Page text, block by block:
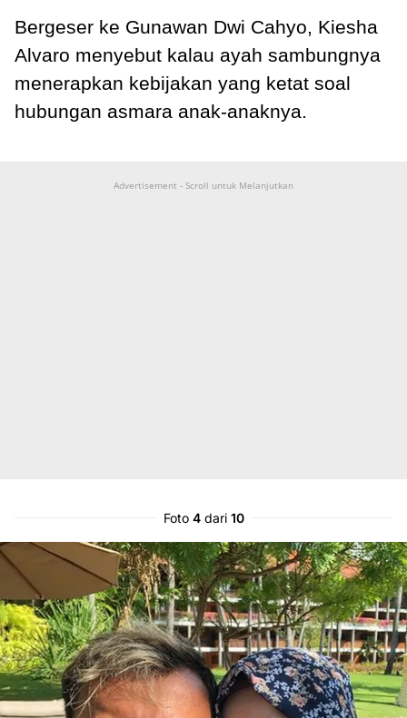
Bergeser ke Gunawan Dwi Cahyo, Kiesha
Alvaro menyebut kalau ayah sambungnya
menerapkan kebijakan yang ketat soal
hubungan asmara anak-anaknya.
Advertisement - Scroll untuk Melanjutkan
Foto 4dari 10